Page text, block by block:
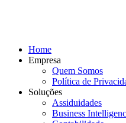
Home
Empresa
Quem Somos
Política de
Soluções
Assiduidades
Business